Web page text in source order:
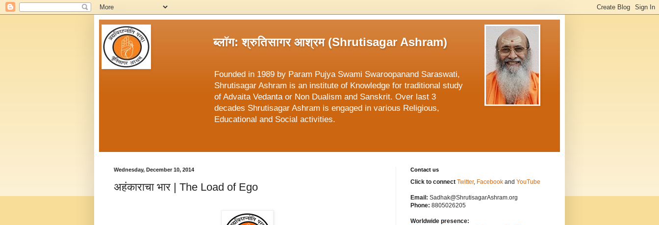
ब्लॉग: श्रुतिसागर आश्रम (Shrutisagar Ashram)
Founded in 1989 by Param Pujya Swami Swaroopanand Saraswati,
Shrutisagar Ashram is an institute of Knowledge for traditional study
of Advaita Vedanta or Non Dualism and Sanskrit. Over last 3
decades Shrutisagar Ashram is engaged in various Religious,
Educational and Social activities.
Wednesday, December 10, 2014
अहंकाराचा भार | The Load of Ego
Contact us
Click to connect Twitter, Facebook and YouTube
Email: Sadhak@ShrutisagarAshram.org
Phone: 8805026205
Worldwide presence: